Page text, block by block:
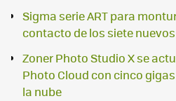
Sigma serie ART para
contacto de los siete
Zoner Photo Studio X se
Photo Cloud con cinco
la nube